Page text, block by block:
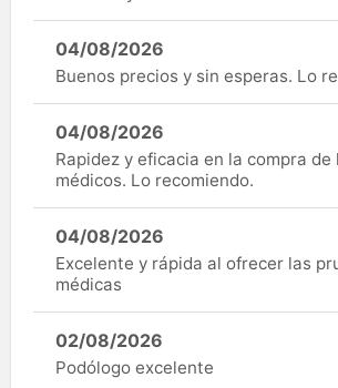
04/08/2026
Buenos precios y sin esperas. Lo
04/08/2026
Rapidez y eficacia en la compra de
médicos. Lo recomiendo.
04/08/2026
Excelente y rápida al ofrecer las
médicas
02/08/2026
Podólogo excelente